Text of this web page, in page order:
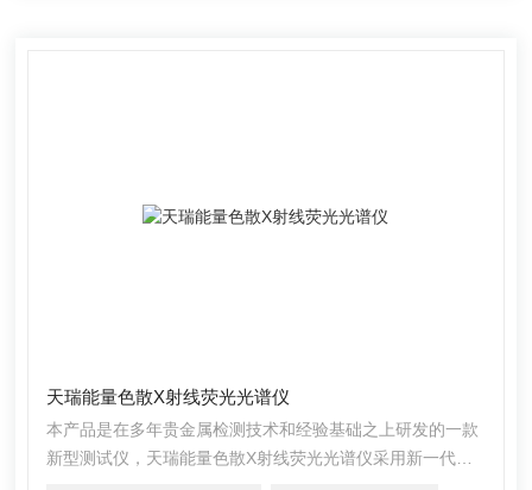
天瑞能量色散X射线荧光光谱仪
本产品是在多年贵金属检测技术和经验基础之上研发的一款
新型测试仪，天瑞能量色散X射线荧光光谱仪采用新一代探